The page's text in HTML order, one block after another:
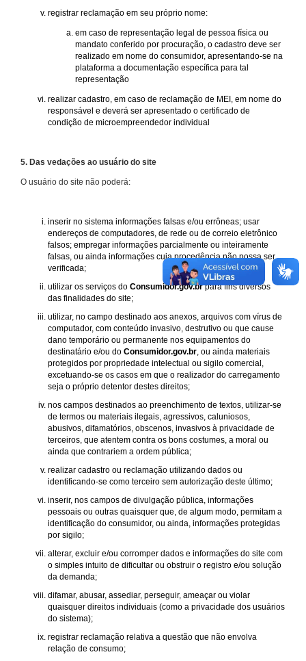
registrar reclamação em seu próprio nome:
em caso de representação legal de pessoa física ou
mandato conferido por procuração, o cadastro deve ser
realizado em nome do consumidor, apresentando-se na
plataforma a documentação específica para tal
representação
realizar cadastro, em caso de reclamação de MEI, em nome do
responsável e deverá ser apresentado o certificado de
condição de microempreendedor individual
5. Das vedações ao usuário do site
O usuário do site não poderá:
inserir no sistema informações falsas e/ou errôneas; usar
endereços de computadores, de rede ou de correio eletrônico
falsos; empregar informações parcialmente ou inteiramente
falsas, ou ainda informações cuja procedência não possa ser
verificada;
utilizar os serviços do Consumidor.gov.brpara fins diversos
das finalidades do site;
utilizar, no campo destinado aos anexos, arquivos com vírus de
computador, com conteúdo invasivo, destrutivo ou que cause
dano temporário ou permanente nos equipamentos do
destinatário e/ou do Consumidor.gov.br , ou ainda materiais
protegidos por propriedade intelectual ou sigilo comercial,
excetuando-se os casos em que o realizador do carregamento
seja o próprio detentor destes direitos;
nos campos destinados ao preenchimento de textos, utilizar-se
de termos ou materiais ilegais, agressivos, caluniosos,
abusivos, difamatórios, obscenos, invasivos à privacidade de
terceiros, que atentem contra os bons costumes, a moral ou
ainda que contrariem a ordem pública;
realizar cadastro ou reclamação utilizando dados ou
identificando-se como terceiro sem autorização deste último;
inserir, nos campos de divulgação pública, informações
pessoais ou outras quaisquer que, de algum modo, permitam a
identificação do consumidor, ou ainda, informações protegidas
por sigilo;
alterar, excluir e/ou corromper dados e informações do site com
o simples intuito de dificultar ou obstruir o registro e/ou solução
da demanda;
difamar, abusar, assediar, perseguir, ameaçar ou violar
quaisquer direitos individuais (como a privacidade dos usuários
do sistema);
registrar reclamação relativa a questão que não envolva
relação de consumo;